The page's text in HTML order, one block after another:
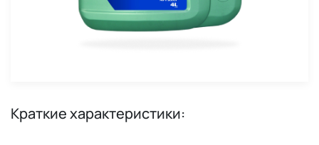
Краткие характеристики: